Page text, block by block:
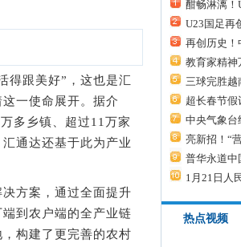
跟美好”，这也是汇
一使命展开。据介
多乡镇、超过11万家
通达还基于此为产业
方案，通过全面提升
到农户端的全产业链
构建了更完善的农村
酣畅淋漓！
U23国足再
再创历史！
教育家精神
三球完胜越
超长春节假
中央气象台
亮新招！“
普华永道中
1月21日人
热点视频